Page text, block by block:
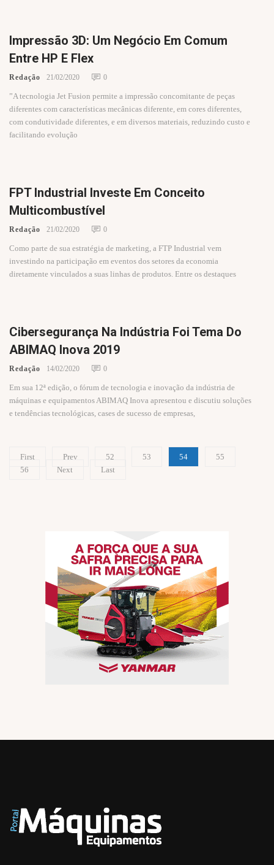
Impressão 3D: Um Negócio Em Comum
Entre HP E Flex
Redação 21/02/2020 0
”A tecnologia Jet Fusion permite a impressão concomitante de peças
diferentes com características mecânicas diferente, em cores diferentes,
com condutividade diferentes, e em diversos materiais, reduzindo custo e
facilitando evolução
FPT Industrial Investe Em Conceito
Multicombustível
Redação 21/02/2020 0
Como parte de sua estratégia de marketing, a FTP Industrial vem
investindo na participação em eventos dos setores da economia
diretamente vinculados a suas linhas de produtos. Entre os destaques
Cibersegurança Na Indústria Foi Tema Do
ABIMAQ Inova 2019
Redação 14/02/2020 0
Em sua 12ª edição, o fórum de tecnologia e inovação da indústria de
máquinas e equipamentos ABIMAQ Inova apresentou e discutiu soluções
e tendências tecnológicas, cases de sucesso de empresas,
First Prev 52 53 54
55
56
Next Last